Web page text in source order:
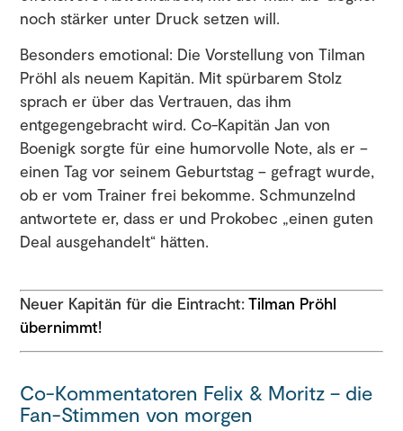
noch stärker unter Druck setzen will.
Besonders emotional: Die Vorstellung von Tilman
Pröhl als neuem Kapitän. Mit spürbarem Stolz
sprach er über das Vertrauen, das ihm
entgegengebracht wird. Co-Kapitän Jan von
Boenigk sorgte für eine humorvolle Note, als er –
einen Tag vor seinem Geburtstag – gefragt wurde,
ob er vom Trainer frei bekomme. Schmunzelnd
antwortete er, dass er und Prokobec „einen guten
Deal ausgehandelt“ hätten.
Neuer Kapitän für die Eintracht:Tilman Pröhl
übernimmt!
Co-Kommentatoren Felix & Moritz – die
Fan-Stimmen von morgen